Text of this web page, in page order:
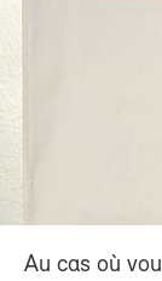
Au cas où